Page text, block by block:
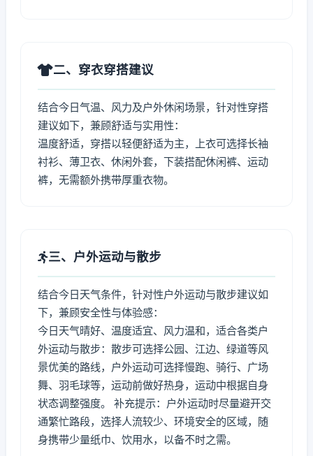
二、穿衣穿搭建议
结合今日气温、风力及户外休闲场景，针对性穿搭
建议如下，兼顾舒适与实用性：
温度舒适，穿搭以轻便舒适为主，上衣可选择长袖
衬衫、薄卫衣、休闲外套，下装搭配休闲裤、运动
裤，无需额外携带厚重衣物。
三、户外运动与散步
结合今日天气条件，针对性户外运动与散步建议如
下，兼顾安全性与体验感：
今日天气晴好、温度适宜、风力温和，适合各类户
外运动与散步：散步可选择公园、江边、绿道等风
景优美的路线，户外运动可选择慢跑、骑行、广场
舞、羽毛球等，运动前做好热身，运动中根据自身
状态调整强度。 补充提示：户外运动时尽量避开交
通繁忙路段，选择人流较少、环境安全的区域，随
身携带少量纸巾、饮用水，以备不时之需。